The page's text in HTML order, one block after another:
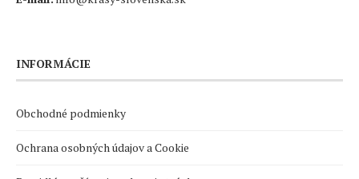
INFORMÁCIE
Obchodné podmienky
Ochrana osobných údajov a Cookie